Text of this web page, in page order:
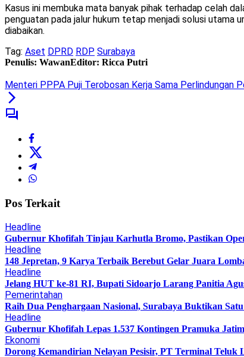
Kasus ini membuka mata banyak pihak terhadap celah
penguatan pada jalur hukum tetap menjadi solusi utama
diabaikan.
Tag: Aset DPRD RDP Surabaya
Penulis: WawanEditor: Ricca Putri
Menteri PPPA Puji Terobosan Kerja Sama Perlindungan
Pos Terkait
Headline
Gubernur Khofifah Tinjau Karhutla Bromo, Pastikan
Headline
148 Jepretan, 9 Karya Terbaik Berebut Gelar Juara
Headline
Jelang HUT ke-81 RI, Bupati Sidoarjo Larang Panitia
Pemerintahan
Raih Dua Penghargaan Nasional, Surabaya Buktikan
Headline
Gubernur Khofifah Lepas 1.537 Kontingen Pramuka
Ekonomi
Dorong Kemandirian Nelayan Pesisir, PT Terminal Teluk